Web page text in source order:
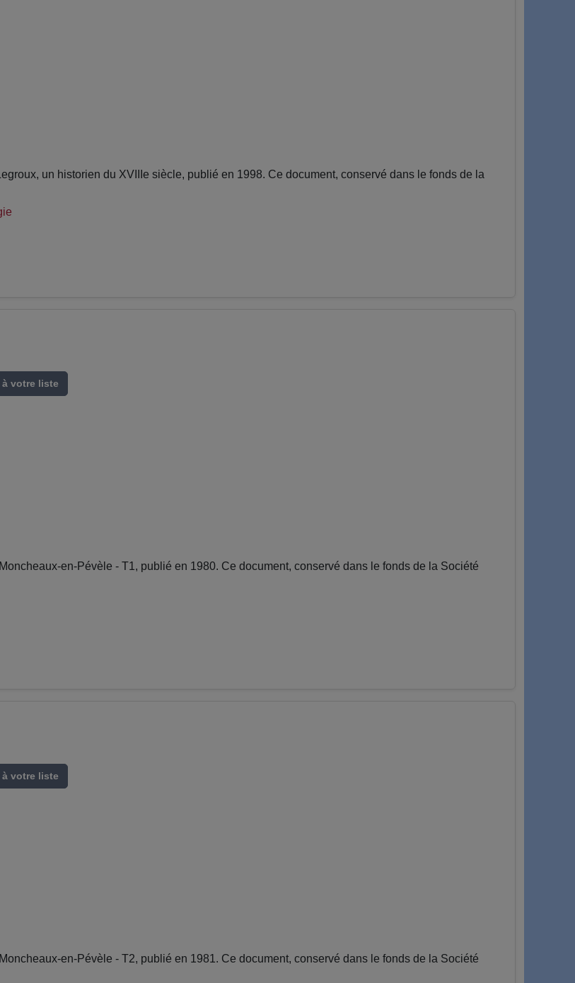
un historien du XVIIIe siècle, publié en 1998. Ce document, conservé dans le fonds de la
votre liste
en-Pévèle - T1, publié en 1980. Ce document, conservé dans le fonds de la Société
votre liste
en-Pévèle - T2, publié en 1981. Ce document, conservé dans le fonds de la Société